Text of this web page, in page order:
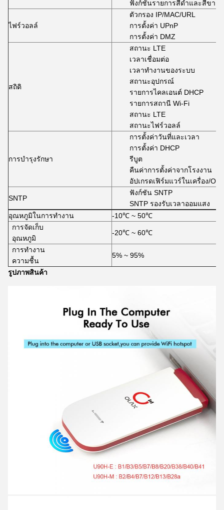
ฟังก์ชันรายการสีดำและสีขาว
ไฟร์วอลล์
ตัวกรอง IP/MAC/URL
การตั้งค่า UPnP
การตั้งค่า DMZ
สถิติ
สถานะ LTE
เวลาเชื่อมต่อ
เวลาทำงานของระบบ
สถานะอุปกรณ์
รายการไคลเอนต์ DHCP
รายการสถานี Wi-Fi
สถานะ LTE
สถานะไฟร์วอลล์
การบำรุงรักษา
การตั้งค่าวันที่และเวลา
การตั้งค่า DHCP
รีบูต
คืนค่าการตั้งค่าจากโรงงาน
อัปเกรดเฟิร์มแวร์ในเครื่อง/
SNTP
ฟังก์ชัน SNTP
SNTP รองรับเวลาออมแสง
อุณหภูมิในการทำงาน
-10℃ ~ 50℃
การจัดเก็บ
อุณหภูมิ
-20℃ ~ 60℃
การทำงาน
ความชื้น
5% ~ 95%
รูปภาพสินค้า